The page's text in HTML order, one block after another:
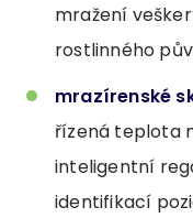
mražení
rostlinného
mrazírenské
řízená teplota
inteligentní
identifikací